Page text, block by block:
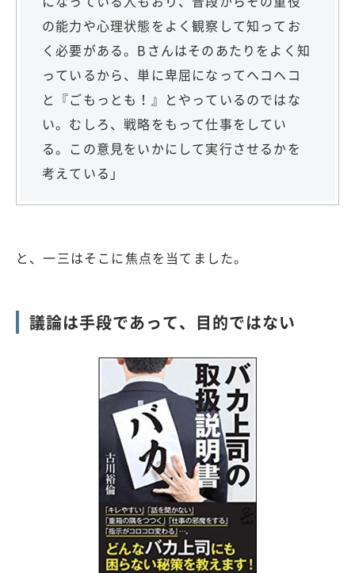
の能力や心理状態をよく観察して知ってお
く必要がある。Bさんはそのあたりをよく知
っているから、単に卑屈になってヘコヘコ
と『ごもっとも！』とやっているのではな
い。むしろ、戦略をもって仕事をしてい
る。この意見をいかにして実行させるかを
考えている」
と、一三はそこに焦点を当てました。
議論は手段であって、目的ではない